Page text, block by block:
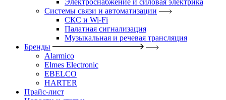
Электроснабжение и силовая электрика
Системы связи и автоматизации
СКС и Wi-Fi
Палатная сигнализация
Музыкальная и речевая трансляция
Бренды
Alarmico
Elmes Electronic
EBELCO
HARTER
Прайс-лист